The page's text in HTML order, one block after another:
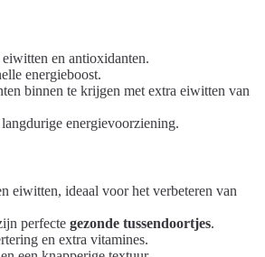
en antioxidanten.
energieboost.
binnen te krijgen met extra eiwitten van
energievoorziening.
eiwitten, ideaal voor het verbeteren van
perfecte gezonde tussendoortjes.
en extra vitamines.